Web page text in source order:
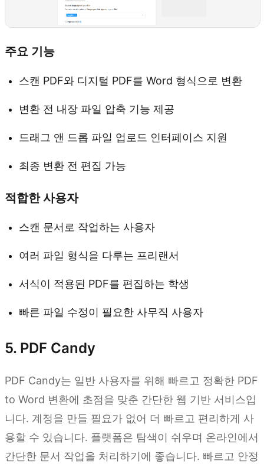
주요 기능
스캔 PDF와 디지털 PDF를 Word 형식으로 변환
변환 전 내장 파일 압축 기능 제공
드래그 앤 드롭 파일 업로드 인터페이스 지원
최종 변환 전 편집 가능
적합한 사용자
스캔 문서로 작업하는 사용자
여러 파일 형식을 다루는 프리랜서
서식이 적용된 PDF를 편집하는 학생
빠른 파일 수정이 필요한 사무직 사용자
5. PDF Candy
PDF Candy는 일반 사용자를 위해 빠르고 정확한 PDF
to Word 변환에 초점을 맞춘 간단한 웹 기반 서비스입
니다. 계정을 만들 필요가 없어 더 빠르고 편리하게 사
용할 수 있습니다. 플랫폼은 탐색이 쉬우며 온라인에서
간단한 문서 작업을 처리하기에 좋습니다. 빠르고 안정